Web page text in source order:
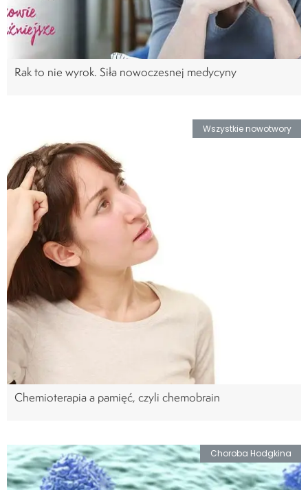
Rak to nie wyrok. Siła nowoczesnej medycyny
Wszystkie nowotwory
Chemioterapia a pamięć, czyli chemobrain
Choroba Hodgkina